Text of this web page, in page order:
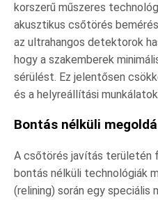
korszerű műszeres
akusztikus csőtörés
az ultrahangos detektorok
hogy a szakemberek
sérülést. Ez jelentősen
és a helyreállítási
Bontás nélküli
A csőtörés javítás területén
bontás nélküli technológiák
(relining) során egy speciális